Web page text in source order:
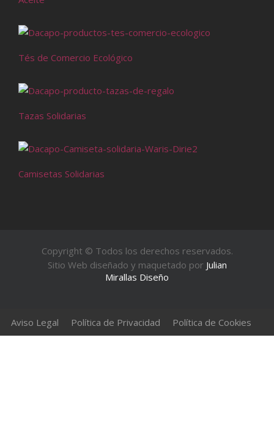
Tés de Comercio Ecológico
Tazas Solidarias
Camisetas Solidarias
Copyright © Todos los derechos reservados.
Sitio Web diseñado y maquetado por Julian
Mirallas Diseño
Aviso Legal Política de Privacidad Política de Cookies